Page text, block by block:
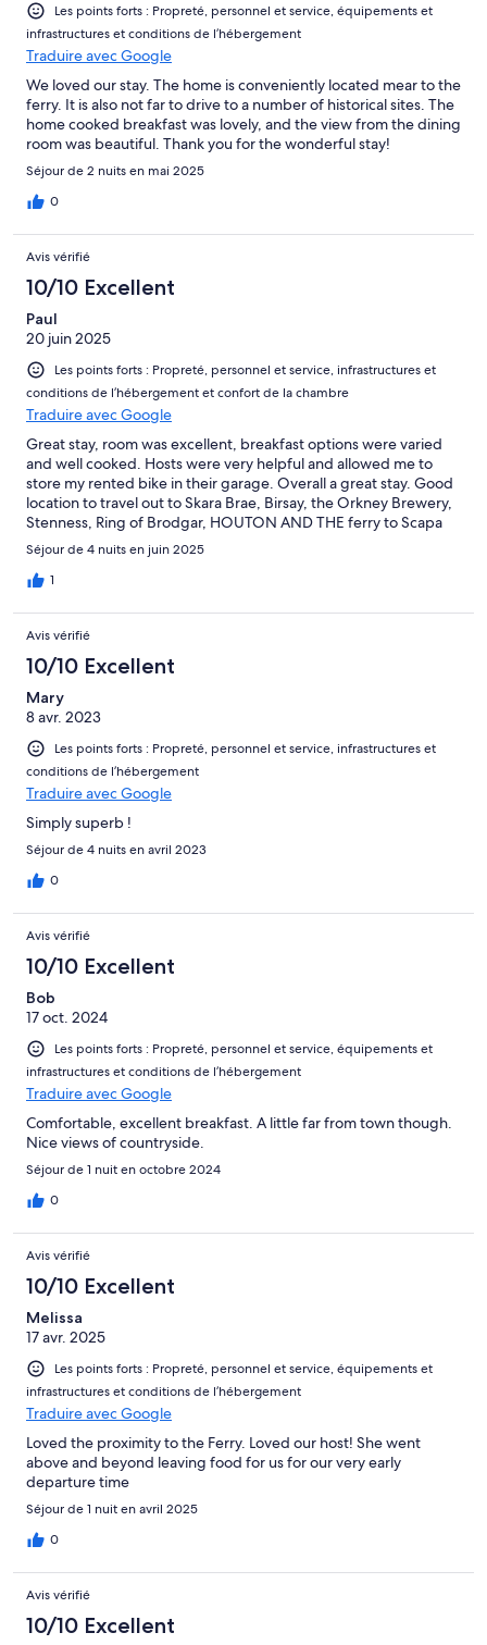
Les points forts : Propreté, personnel et service, équipements et
infrastructures et conditions de l’hébergement
Traduire avec Google
We loved our stay. The home is conveniently located mear to the
ferry. It is also not far to drive to a number of historical sites. The
home cooked breakfast was lovely, and the view from the dining
room was beautiful. Thank you for the wonderful stay!
Séjour de 2 nuits en mai 2025
0
Avis vérifié
10/10 Excellent
Paul
20 juin 2025
Les points forts : Propreté, personnel et service, infrastructures et
conditions de l’hébergement et confort de la chambre
Traduire avec Google
Great stay, room was excellent, breakfast options were varied
and well cooked. Hosts were very helpful and allowed me to
store my rented bike in their garage. Overall a great stay. Good
location to travel out to Skara Brae, Birsay, the Orkney Brewery,
Stenness, Ring of Brodgar, HOUTON AND THE ferry to Scapa
Museum.
Séjour de 4 nuits en juin 2025
1
Avis vérifié
10/10 Excellent
Mary
8 avr. 2023
Les points forts : Propreté, personnel et service, infrastructures et
conditions de l’hébergement
Traduire avec Google
Simply superb !
Séjour de 4 nuits en avril 2023
0
Avis vérifié
10/10 Excellent
Bob
17 oct. 2024
Les points forts : Propreté, personnel et service, équipements et
infrastructures et conditions de l’hébergement
Traduire avec Google
Comfortable, excellent breakfast. A little far from town though.
Nice views of countryside.
Séjour de 1 nuit en octobre 2024
0
Avis vérifié
10/10 Excellent
Melissa
17 avr. 2025
Les points forts : Propreté, personnel et service, équipements et
infrastructures et conditions de l’hébergement
Traduire avec Google
Loved the proximity to the Ferry. Loved our host! She went
above and beyond leaving food for us for our very early
departure time
Séjour de 1 nuit en avril 2025
0
Avis vérifié
10/10 Excellent